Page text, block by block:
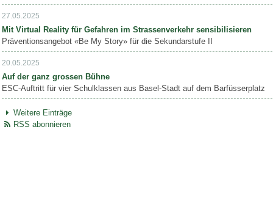
27.05.2025
Mit Virtual Reality für Gefahren im Strassenverkehr sensibilisieren
Präventionsangebot «Be My Story» für die Sekundarstufe II
20.05.2025
Auf der ganz grossen Bühne
ESC-Auftritt für vier Schulklassen aus Basel-Stadt auf dem Barfüsserplatz
Weitere Einträge
RSS abonnieren